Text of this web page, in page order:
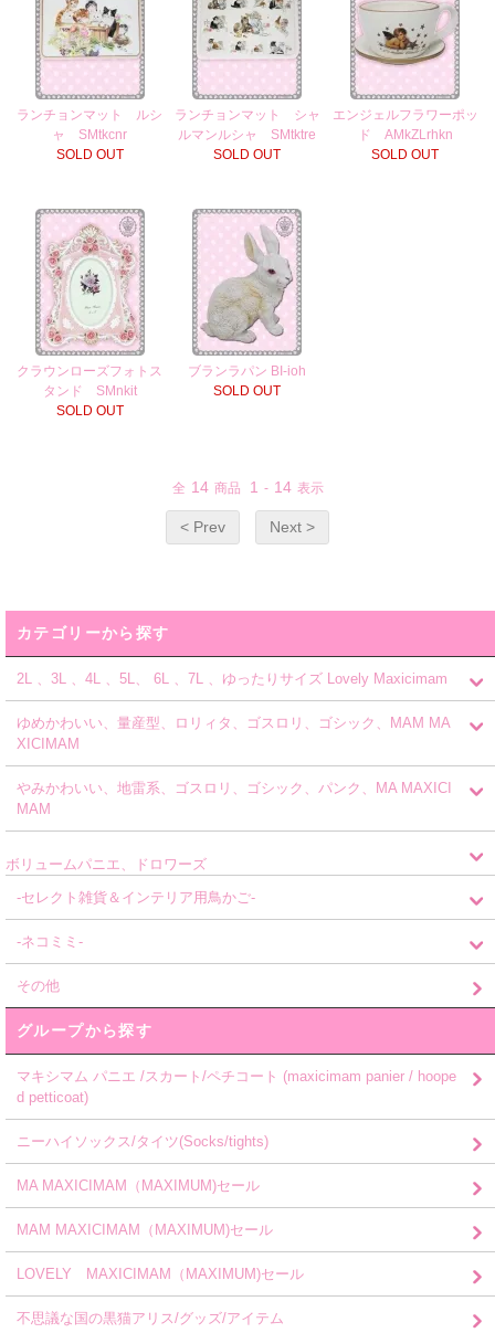
ランチョンマット ルシ
ャ SMtkcnr
SOLD OUT
ランチョンマット シャ
ルマンルシャ SMtktre
SOLD OUT
エンジェルフラワーポッ
ド AMkZLrhkn
SOLD OUT
クラウンローズフォトス
タンド SMnkit
SOLD OUT
ブランラパン BI-ioh
SOLD OUT
全 14 商品 1 - 14 表示
< Prev Next >
カテゴリーから探す
2L 、3L 、4L 、5L、 6L 、7L 、ゆったりサイズ Lovely Maxicimam
ゆめかわいい、量産型、ロリィタ、ゴスロリ、ゴシック、MAM MA
XICIMAM
やみかわいい、地雷系、ゴスロリ、ゴシック、パンク、MA MAXICI
MAM
ボリュームパニエ、ドロワーズ
-セレクト雑貨＆インテリア用鳥かご-
-ネコミミ-
その他
グループから探す
マキシマム パニエ /スカート/ペチコート (maxicimam panier / hoope
d petticoat)
ニーハイソックス/タイツ(Socks/tights)
MA MAXICIMAM（MAXIMUM)セール
MAM MAXICIMAM（MAXIMUM)セール
LOVELY MAXICIMAM（MAXIMUM)セール
不思議な国の黒猫アリス/グッズ/アイテム